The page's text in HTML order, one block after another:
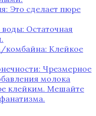
Это сделает пюре
Остаточная
комбайна: Клейкое
Чрезмерное
молока
клейким. Мешайте